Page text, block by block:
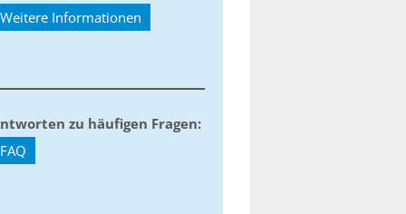
Weitere Informationen
zu häufigen Fragen:
FAQ